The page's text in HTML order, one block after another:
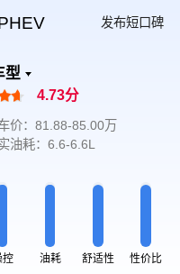
发布短口碑
型
4.73分
价：81.88-85.00万
油耗：6.6-6.6L
控 油耗 舒适性 性价比